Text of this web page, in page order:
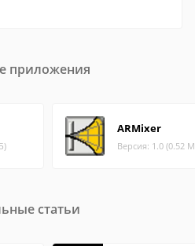
приложения
ARMixer
Версия: 1.0 (0.52
статьи